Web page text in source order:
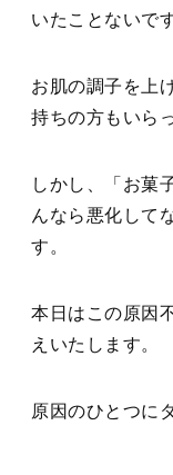
いたことないで
お肌の調子を上
持ちの方もいら
しかし、「お菓
んなら悪化して
す。
本日はこの原因
えいたします。
原因のひとつに